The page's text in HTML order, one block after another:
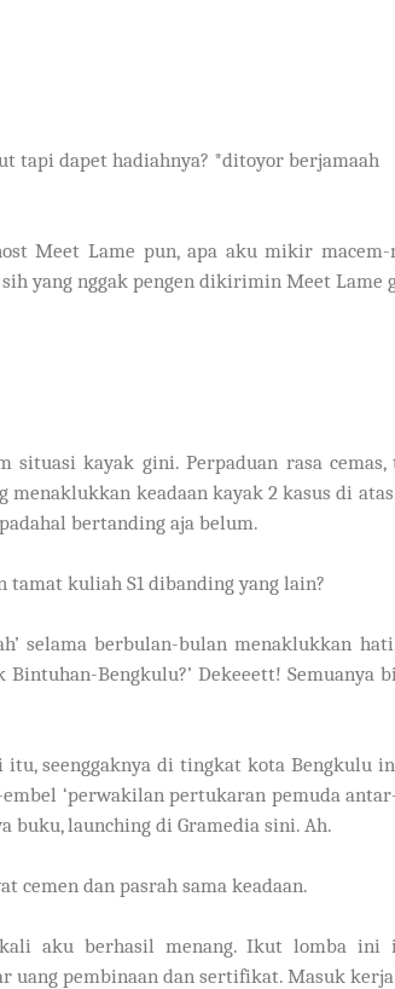
tapi dapet hadiahnya? *ditoyor berjamaah
Meet Lame pun, apa aku mikir macem-
yang nggak pengen dikirimin Meet Lame
situasi kayak gini. Perpaduan rasa
menaklukkan keadaan kayak 2 kasus di
bertanding aja belum.
tamat kuliah S1 dibanding yang lain?
selama berbulan-bulan menaklukkan
Bengkulu?’ Dekeeett! Semuanya
seenggaknya di tingkat kota Bengkulu
‘perwakilan pertukaran pemuda antar-
buku, launching di Gramedia sini. Ah.
cemen dan pasrah sama keadaan.
aku berhasil menang. Ikut lomba ini
uang pembinaan dan sertifikat. Masuk